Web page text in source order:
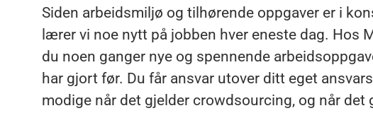
Siden arbeidsmiljø og tilhørende oppgaver er i
lærer vi noe nytt på jobben hver eneste dag. Hos
du noen ganger nye og spennende
har gjort før. Du får ansvar utover ditt eget
modige når det gjelder crowdsourcing, og når det